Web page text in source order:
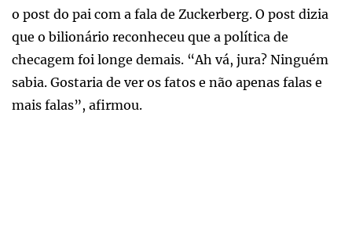
o post do pai com a fala de Zuckerberg. O post dizia
que o bilionário reconheceu que a política de
checagem foi longe demais. “Ah vá, jura? Ninguém
sabia. Gostaria de ver os fatos e não apenas falas e
mais falas”, afirmou.